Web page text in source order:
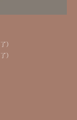
）
）